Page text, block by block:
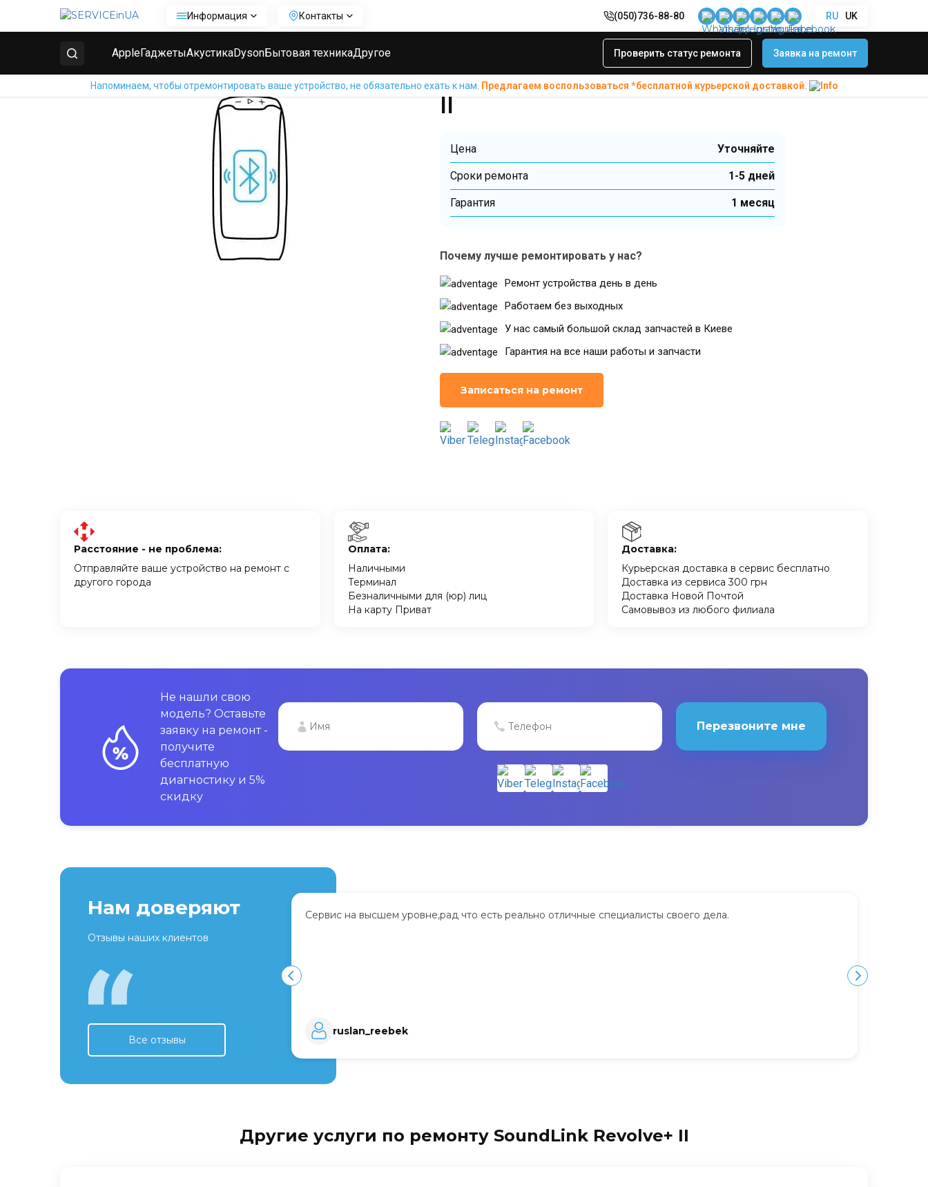
Информация Контакты (050)736-88-80 RU UK
AppleГаджетыАкустикаDysonБытовая техникаДругое Проверить статус ремонта Заявка на ремонт
Напоминаем, чтобы отремонтировать ваше устройство, не обязательно ехать к нам. Предлагаем воспользоваться *бесплатной курьерской доставкой.
Главная Ремонт колонок Bose SoundLink Revolve+ II Ремонт Bluetooth модуля колонок Bose SoundLink Revolve+ II
Ремонт Bluetooth модуля
колонок Bose SoundLink Revolve+
II
Цена Уточняйте
Cроки ремонта 1-5 дней
Гарантия 1 месяц
Почему лучше ремонтировать у нас?
Ремонт устройства день в день
Работаем без выходных
У нас самый большой склад запчастей в Киеве
Гарантия на все наши работы и запчасти
Записаться на ремонт
Расстояние - не проблема:
Отправляйте ваше устройство на ремонт с
другого города
Оплата:
Наличными
Терминал
Безналичными для (юр) лиц
На карту Приват
Доставка:
Курьерская доставка в сервис бесплатно
Доставка из сервиса 300 грн
Доставка Новой Почтой
Самовывоз из любого филиала
Не нашли свою
модель? Оставьте
заявку на ремонт -
получите
бесплатную
диагностику и 5%
скидку
Перезвоните мне
Нам доверяют
Отзывы наших клиентов
Все отзывы
Сервис на высшем уровне,рад что есть реально отличные специалисты своего дела.
ruslan_reebek
Другие услуги по ремонту SoundLink Revolve+ II